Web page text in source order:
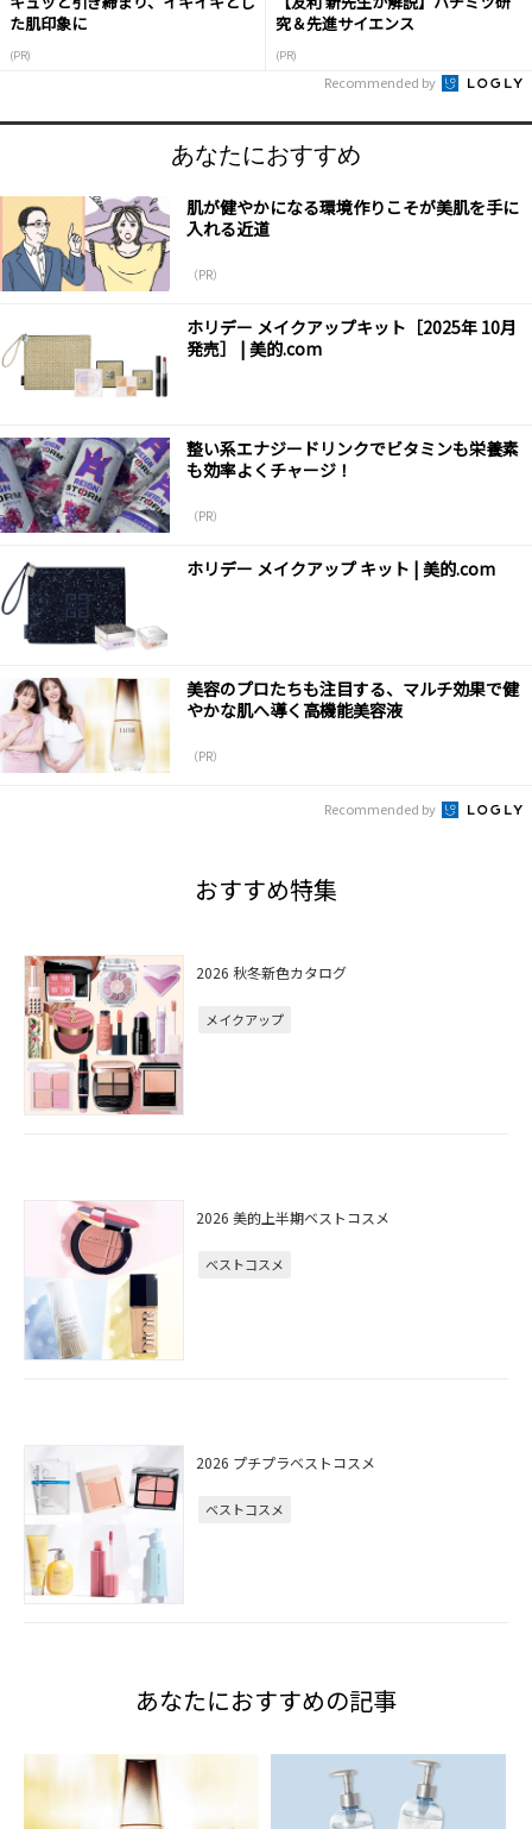
た肌印象に
(PR)
究＆先進サイエンス
(PR)
Recommended by
あなたにおすすめ
肌が健やかになる環境作りこそが美肌を手に
入れる近道
（PR）
ホリデー メイクアップキット［2025年 10月
発売］ | 美的.com
整い系エナジードリンクでビタミンも栄養素
も効率よくチャージ！
（PR）
ホリデー メイクアップ キット | 美的.com
美容のプロたちも注目する、マルチ効果で健
やかな肌へ導く高機能美容液
（PR）
Recommended by
おすすめ特集
2026 秋冬新色カタログ
メイクアップ
2026 美的上半期ベストコスメ
ベストコスメ
2026 プチプラベストコスメ
ベストコスメ
あなたにおすすめの記事